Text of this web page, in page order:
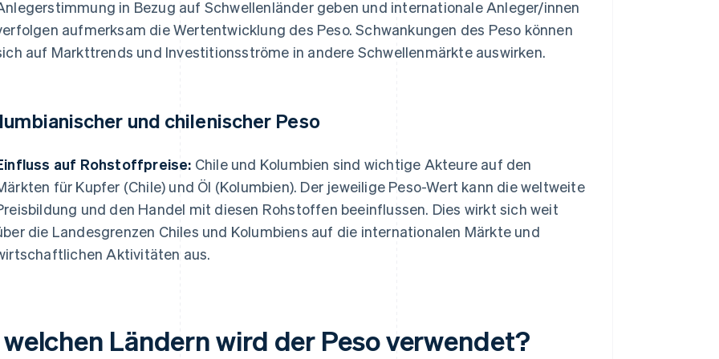
in Bezug auf Schwellenländer geben und internationale Anleger/innen
aufmerksam die Wertentwicklung des Peso. Schwankungen des Peso können
auf Markttrends und Investitionsströme in andere Schwellenmärkte auswirken.
und chilenischer Peso
auf Rohstoffpreise: Chile und Kolumbien sind wichtige Akteure auf den
für Kupfer (Chile) und Öl (Kolumbien). Der jeweilige Peso-Wert kann die weltweite
und den Handel mit diesen Rohstoffen beeinflussen. Dies wirkt sich weit
die Landesgrenzen Chiles und Kolumbiens auf die internationalen Märkte und
Aktivitäten aus.
Ländern wird der Peso verwendet?